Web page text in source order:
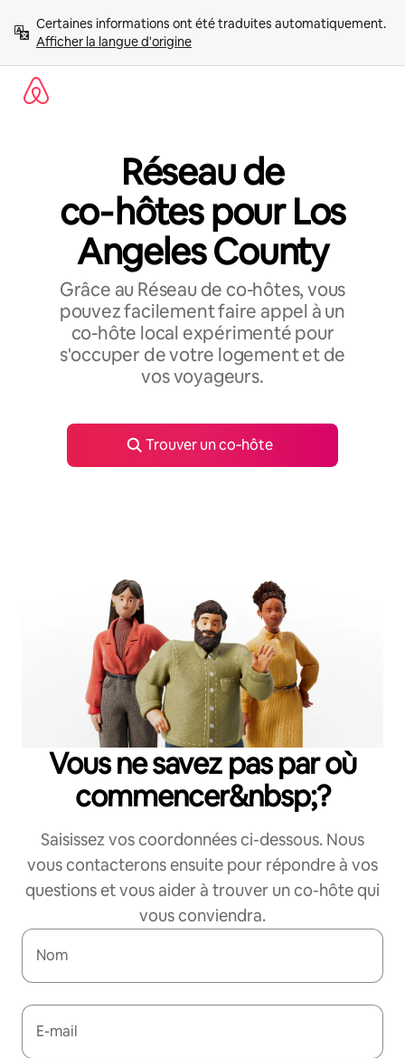
directement
contenu
Afficher la langue d'origine
Réseau de
co‑hôtes pour Los
Angeles County
Grâce au Réseau de co-hôtes, vous
pouvez facilement faire appel à un
co-hôte local expérimenté pour
s'occuper de votre logement et de
vos voyageurs.
Trouver un co‑hôte
Vous ne savez pas par où
commencer&nbsp;?
Saisissez vos coordonnées ci-dessous. Nous
vous contacterons ensuite pour répondre à vos
questions et vous aider à trouver un co-hôte qui
vous conviendra.
Nom
E-mail